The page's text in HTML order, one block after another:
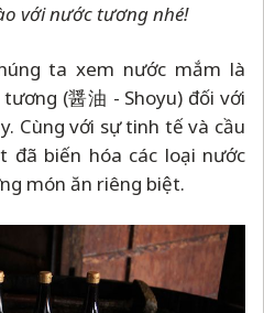
với nước tương nhé!
ta xem nước mắm là
(醤油 - Shoyu) đối với
Cùng với sự tinh tế và cầu
đã biến hóa các loại nước
món ăn riêng biệt.